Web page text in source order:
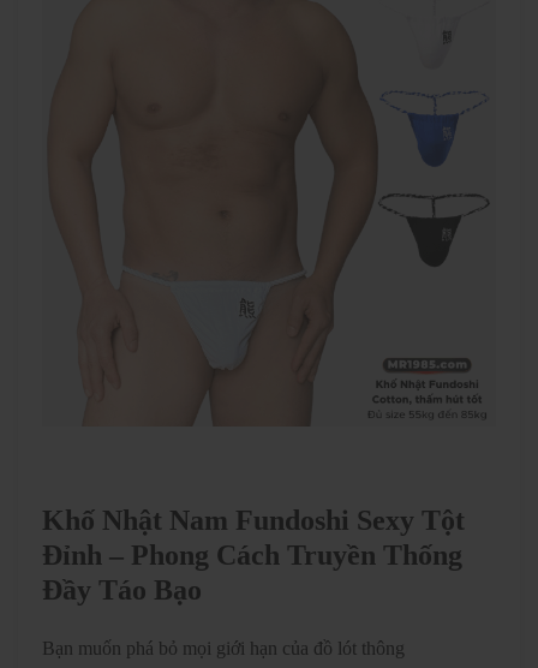
Khố Nhật Nam Fundoshi Sexy Tột
Đỉnh – Phong Cách Truyền Thống
Đầy Táo Bạo
Bạn muốn phá bỏ mọi giới hạn của đồ lót thông